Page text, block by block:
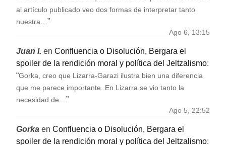
al artículo publicado veo dos formas de interpretar tanto
nuestra…”
Ago 6, 13:15
Juan I. en Confluencia o Disolución, Bergara el
spoiler de la rendición moral y política del Jeltzalismo:
“Gorka, creo que Lizarra-Garazi ilustra bien una diferencia
que me parece importante. En Lizarra se vio tanto la
necesidad de…”
Ago 5, 22:52
Gorka en Confluencia o Disolución, Bergara el
spoiler de la rendición moral y política del Jeltzalismo: